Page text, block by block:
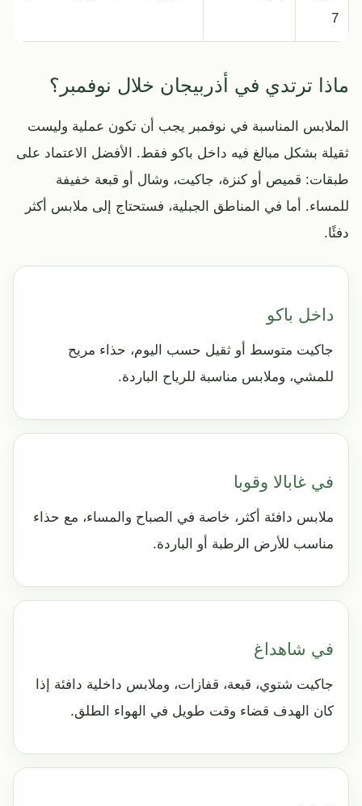
7
ماذا ترتدي في أذربيجان خلال نوفمبر؟
الملابس المناسبة في نوفمبر يجب أن تكون عملية وليست
ثقيلة بشكل مبالغ فيه داخل باكو فقط. الأفضل الاعتماد على
طبقات: قميص أو كنزة، جاكيت، وشال أو قبعة خفيفة
للمساء. أما في المناطق الجبلية، فستحتاج إلى ملابس أكثر
دفئًا.
داخل باكو
جاكيت متوسط أو ثقيل حسب اليوم، حذاء مريح
للمشي، وملابس مناسبة للرياح الباردة.
في غابالا وقوبا
ملابس دافئة أكثر، خاصة في الصباح والمساء، مع حذاء
مناسب للأرض الرطبة أو الباردة.
في شاهداغ
جاكيت شتوي، قبعة، قفازات، وملابس داخلية دافئة إذا
كان الهدف قضاء وقت طويل في الهواء الطلق.